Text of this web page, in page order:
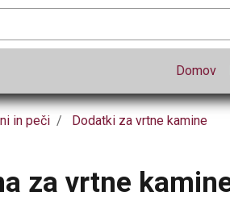
Domov
in peči Dodatki za vrtne kamine
za vrtne